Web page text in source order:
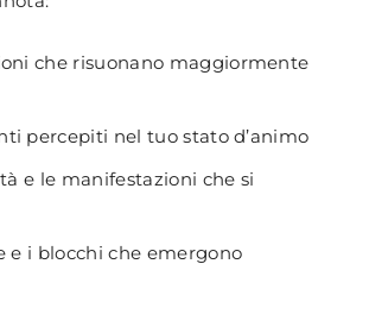
che risuonano maggiormente
percepiti nel tuo stato d’animo
e le manifestazioni che si
e i blocchi che emergono